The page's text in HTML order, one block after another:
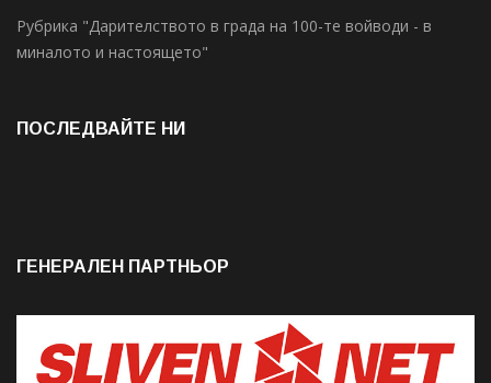
Рубрика "Дарителството в града на 100-те войводи - в
миналото и настоящето"
ПОСЛЕДВАЙТЕ НИ
ГЕНЕРАЛЕН ПАРТНЬОР